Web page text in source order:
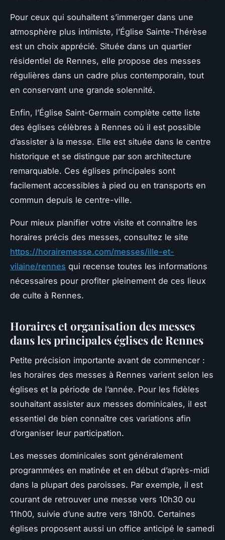
Pour ceux qui souhaitent s’immerger dans une
atmosphère plus intimiste, l’Église Sainte-Thérèse
est un choix apprécié. Située dans un quartier
résidentiel de Rennes, elle propose des messes
régulières dans un cadre plus contemporain, tout
en conservant une grande solennité.
Enfin, l’Église Saint-Germain complète cette liste
des églises célèbres à Rennes où il est possible
d’assister à la messe. Elle est située dans le centre
historique et se distingue par son architecture
remarquable. Ces églises principales sont
facilement accessibles à pied ou en transports en
commun depuis le centre-ville.
Pour mieux planifier votre visite et connaître les
horaires précis des messes, consultez le site
https://horairemesse.com/messes/ille-et-
vilaine/rennes qui recense toutes les informations
nécessaires pour profiter pleinement de ces lieux
de culte à Rennes.
Horaires et organisation des messes
dans les principales églises de Rennes
Petite précision importante avant de commencer :
les horaires des messes à Rennes varient selon les
églises et la période de l’année. Pour les fidèles
souhaitant assister aux messes dominicales, il est
essentiel de bien connaître ces variations afin
d’organiser leur participation.
Les messes dominicales sont généralement
programmées en matinée et en début d’après-midi
dans la plupart des paroisses. Par exemple, il est
courant de retrouver une messe vers 10h30 ou
11h00, suivie d’une autre vers 18h00. Certaines
églises proposent aussi un office anticipé le samedi